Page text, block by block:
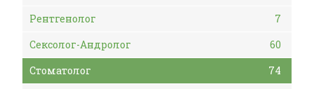
Рентгенолог
7
Сексолог-Андролог
60
Стоматолог
74